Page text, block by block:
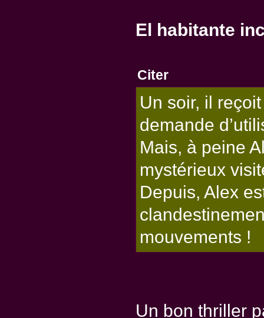
El habitante
Citer
Un soir, il
demande
Mais, à peine
mystérieux
Depuis, Alex
mouvements !
Un bon thriller